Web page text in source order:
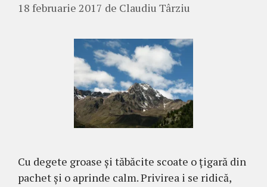
18 februarie 2017 de Claudiu Târziu
Cu degete groase şi tăbăcite scoate o ţigară din
pachet şi o aprinde calm. Privirea i se ri­dică,